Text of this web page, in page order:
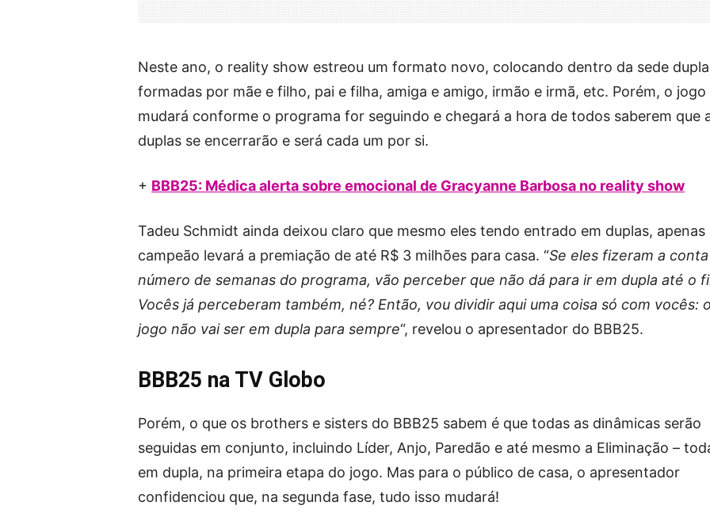
Neste ano, o reality show estreou um formato novo, colocando dentro da sede
formadas por mãe e filho, pai e filha, amiga e amigo, irmão e irmã, etc. Porém, o jogo
mudará conforme o programa for seguindo e chegará a hora de todos saberem que
duplas se encerrarão e será cada um por si.
+ BBB25: Médica alerta sobre emocional de Gracyanne Barbosa no reality show
Tadeu Schmidt ainda deixou claro que mesmo eles tendo entrado em duplas, apenas
campeão levará a premiação de até R$ 3 milhões para casa. “Se eles fizeram a
número de semanas do programa, vão perceber que não dá para ir em dupla até o
Vocês já perceberam também, né? Então, vou dividir aqui uma coisa só com vocês: o
jogo não vai ser em dupla para sempre“, revelou o apresentador do BBB25.
BBB25 na TV Globo
Porém, o que os brothers e sisters do BBB25 sabem é que todas as dinâmicas serão
seguidas em conjunto, incluindo Líder, Anjo, Paredão e até mesmo a Eliminação –
em dupla, na primeira etapa do jogo. Mas para o público de casa, o apresentador
confidenciou que, na segunda fase, tudo isso mudará!